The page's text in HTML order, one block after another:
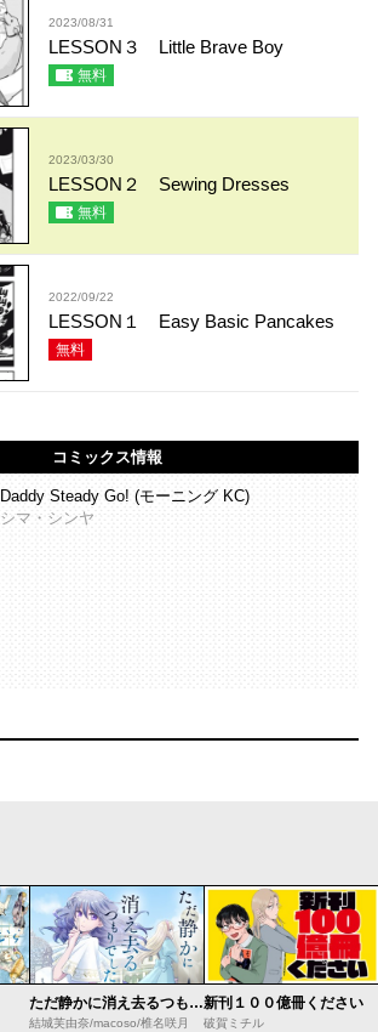
2023/08/31
LESSON３ Little Brave Boy
無料
2023/03/30
LESSON２ Sewing Dresses
無料
2022/09/22
LESSON１ Easy Basic Pancakes
無料
コミックス情報
Daddy Steady Go! (モーニング KC)
シマ・シンヤ
ただ静かに消え去るつもりでした
結城芙由奈/macoso/椎名咲月
新刊１００億冊ください
破賀ミチル